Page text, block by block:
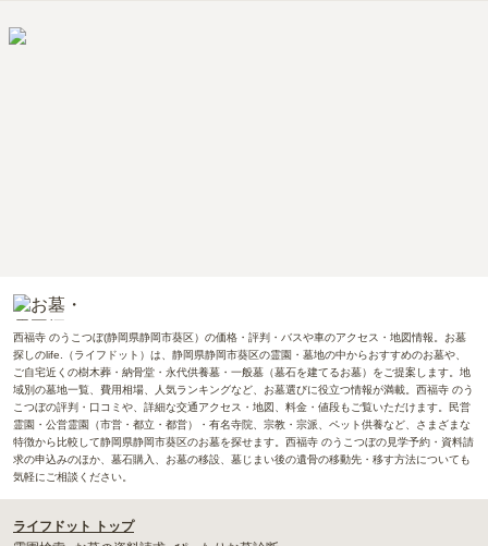
西福寺 のうこつぼ(静岡県静岡市葵区）の価格・評判・バスや車のアクセス・地図情報。お墓
探しのlife.（ライフドット）は、静岡県静岡市葵区の霊園・墓地の中からおすすめのお墓や、
ご自宅近くの樹木葬・納骨堂・永代供養墓・一般墓（墓石を建てるお墓）をご提案します。地
域別の墓地一覧、費用相場、人気ランキングなど、お墓選びに役立つ情報が満載。西福寺 のう
こつぼの評判・口コミや、詳細な交通アクセス・地図、料金・値段もご覧いただけます。民営
霊園・公営霊園（市営・都立・都営）・有名寺院、宗教・宗派、ペット供養など、さまざまな
特徴から比較して静岡県静岡市葵区のお墓を探せます。西福寺 のうこつぼの見学予約・資料請
求の申込みのほか、墓石購入、お墓の移設、墓じまい後の遺骨の移動先・移す方法についても
気軽にご相談ください。
ライフドット トップ